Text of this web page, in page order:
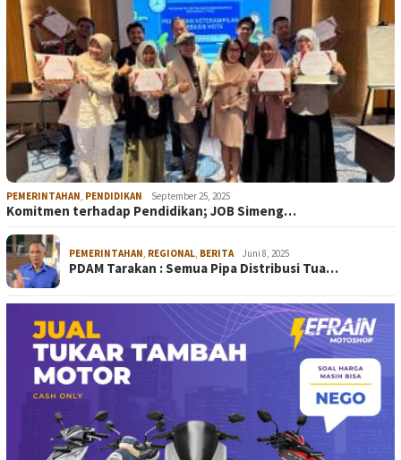
PEMERINTAHAN, PENDIDIKAN September 25, 2025
Komitmen terhadap Pendidikan; JOB Simeng…
PEMERINTAHAN, REGIONAL, BERITA Juni 8, 2025
PDAM Tarakan : Semua Pipa Distribusi Tua…